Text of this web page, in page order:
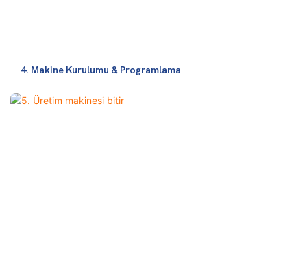
4. Makine Kurulumu & Programlama